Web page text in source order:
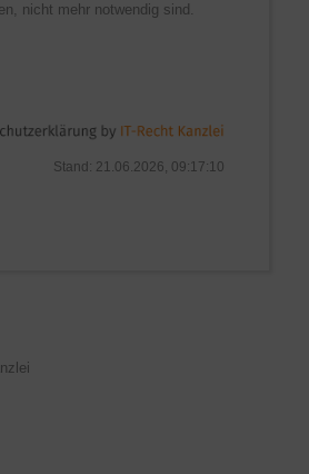
nicht mehr notwendig sind.
Stand: 21.06.2026, 09:17:10